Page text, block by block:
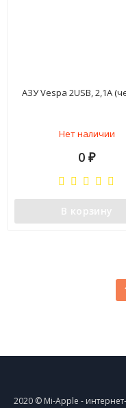
АЗУ Vespa 2USB, 2,1A
Нет наличии
0₽
В корзину
2020 © Mi-Apple -